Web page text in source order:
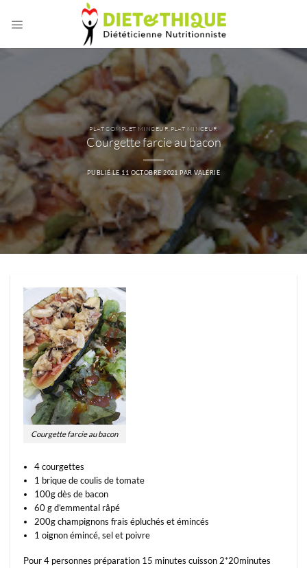
PLAT COMPLET MINCEUR PLAT MINCEUR
Courgette farcie au bacon
PUBLIÉ LE11 OCTOBRE 2021 PARVALÉRIE
Courgette farcie au bacon
4 courgettes
1 brique de coulis de tomate
100g dès de bacon
60 g d’emmental râpé
200g champignons frais épluchés et émincés
1 oignon émincé, sel et poivre
Pour 4 personnes préparation 15 minutes cuisson 2*20minutes